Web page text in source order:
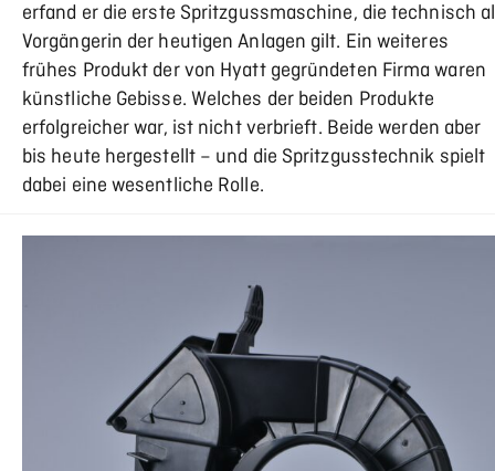
erfand er die erste Spritzgussmaschine, die technisch
Vorgängerin der heutigen Anlagen gilt. Ein weiteres
frühes Produkt der von Hyatt gegründeten Firma waren
künstliche Gebisse. Welches der beiden Produkte
erfolgreicher war, ist nicht verbrieft. Beide werden aber
bis heute hergestellt – und die Spritzgusstechnik spielt
dabei eine wesentliche Rolle.